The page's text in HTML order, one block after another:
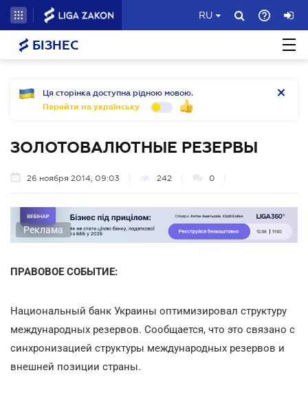
RU
БІЗНЕС
Ця сторінка доступна рідною мовою.
Перейти на українську
ЗОЛОТОВАЛЮТНЫЕ РЕЗЕРВЫ
26 ноября 2014, 09:03 242 0
Реклама
ПРАВОВОЕ СОБЫТИЕ:
Национальный банк Украины оптимизировал структуру
международных резервов. Сообщается, что это связано с
синхронизацией структуры международных резервов и
внешней позиции страны.